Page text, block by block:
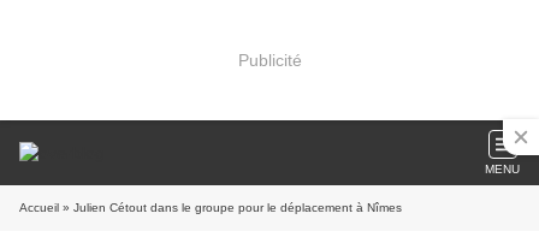
Publicité
MENU
Accueil » Julien Cétout dans le groupe pour le déplacement à Nîmes